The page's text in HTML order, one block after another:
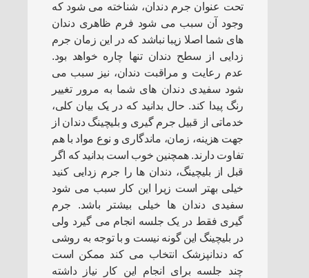
تحت عنوان جرم دندان، شناخته می شود که
وجود آن سبب می شود فرم ظاهری دندان
های شما اصلا زیبا نباشد که در این زمان جرم
زدایی از سطح دندان تنها چاره خواهد بود.
عدم رعایت و مراقبت دندان، نیز سبب می
شود سفیدی دندان های شما به مرور تغییر
رنگ پیدا کند. حال بدانید که در یک بیان کلی،
خدماتی از قبیل جرم گیری و بلیچینگ دندان از
جهت هزینه، زمان، ماندگاری و نوع مواد با هم
تفاوت دارند. همچنین خوب است بدانید که اگر
قبل از بلیچینگ، دندان ها را جرم زدایی کنید
خیلی بهتر است زیرا این کار سبب می شود
سفیدی دندان ها خیلی بیشتر باشد. جرم
گیری فقط در یک جلسه انجام می گیرد ولی
در بلیچینگ این گونه نیست و با توجه به روشی
که دندانپزشک انتخاب می کند ممکن است
چند جلسه برای انجام این کار نیاز داشته